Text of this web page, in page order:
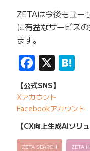
ZETAは今後もユー
に有益なサービス
ます。
X
【公式SNS】
Xアカウント
Facebookアカウント
【CX向上生成AIソリ
ZETA SEARCH ZETA